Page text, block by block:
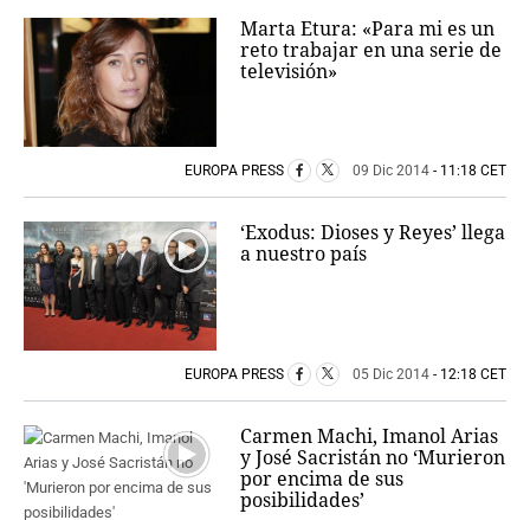
Marta Etura: «Para mi es un
reto trabajar en una serie de
televisión»
EUROPA PRESS 09 Dic 2014 - 11:18 CET
‘Exodus: Dioses y Reyes’ llega
a nuestro país
EUROPA PRESS 05 Dic 2014 - 12:18 CET
Carmen Machi, Imanol Arias
y José Sacristán no ‘Murieron
por encima de sus
posibilidades’